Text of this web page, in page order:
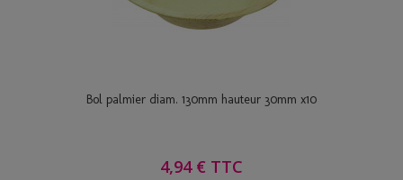
Bol palmier diam. 130mm hauteur 30mm x10
4,94 € TTC